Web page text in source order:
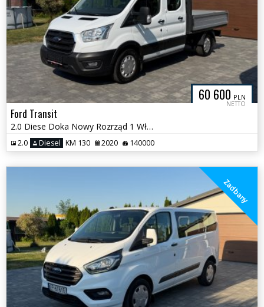
60 600 PLN
NETTO
Ford Transit
2.0 Diese Doka Nowy Rozrząd 1 Właściciel
2.0 Diesel KM 130 2020 140000
Zadbany